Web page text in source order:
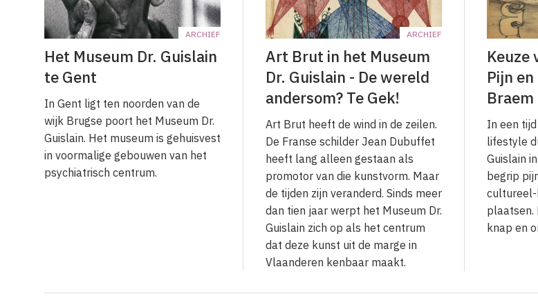
ARCHIEF
Het Museum Dr. Guislain
te Gent
In Gent ligt ten noorden van de
wijk Brugse poort het Museum Dr.
Guislain. Het museum is gehuisvest
in voormalige gebouwen van het
psychiatrisch centrum.
ARCHIEF
Art Brut in het Museum
Dr. Guislain - De wereld
andersom? Te Gek!
Art Brut heeft de wind in de zeilen.
De Franse schilder Jean Dubuffet
heeft lang alleen gestaan als
promotor van die kunstvorm. Maar
de tijden zijn veranderd. Sinds meer
dan tien jaar werpt het Museum Dr.
Guislain zich op als het centrum
dat deze kunst uit de marge in
Vlaanderen kenbaar maakt.
Keuze
Pijn
Braem
In een
lifestyle
Guislain
begrip
cultureel-
plaatsen.
knap en